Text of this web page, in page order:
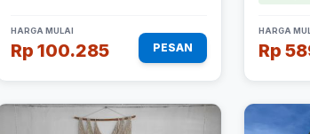
HARGA MULAI
Rp 100.285 PESAN
HARGA
Rp